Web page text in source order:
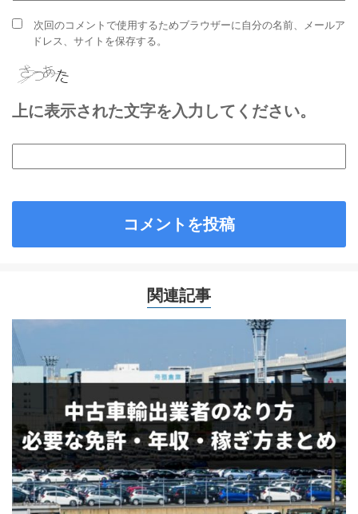
次回のコメントで使用するためブラウザーに自分の名前、メールア
ドレス、サイトを保存する。
上に表示された文字を入力してください。
関連記事